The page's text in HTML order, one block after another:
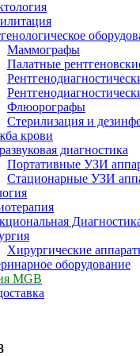
Маммографы
Палатные
Флюорографы
Стерилизация и
крови
диагностика
Портативные УЗИ
Стационарные УЗИ
Хирургические
оборудование
MGB